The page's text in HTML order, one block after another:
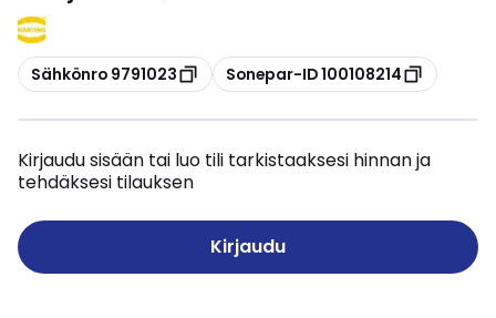
Kopioi
Sähkönro 9791023 Kopioi
Sonepar-ID 100108214
Kirjaudu sisään tai luo tili tarkistaaksesi hinnan ja
tehdäksesi tilauksen
Kirjaudu